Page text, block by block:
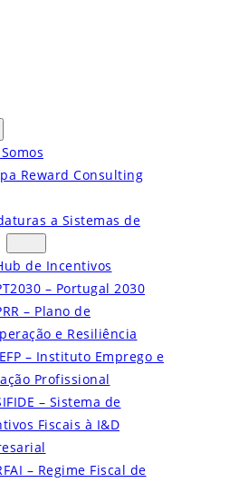
Reward Consulting
a Sistemas de
de Incentivos
– Portugal 2030
– Plano de
e Resiliência
– Instituto Emprego e
Profissional
– Sistema de
Fiscais à I&D
– Regime Fiscal de